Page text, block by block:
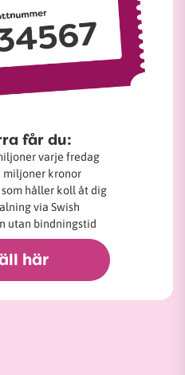
får du:
varje fredag
kronor
håller koll åt dig
via Swish
utan bindningstid
här